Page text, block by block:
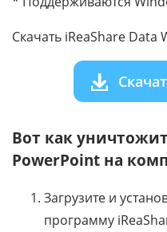
Скачать iReaShare Data
Вот как
PowerPoint на
Загрузите и
программу